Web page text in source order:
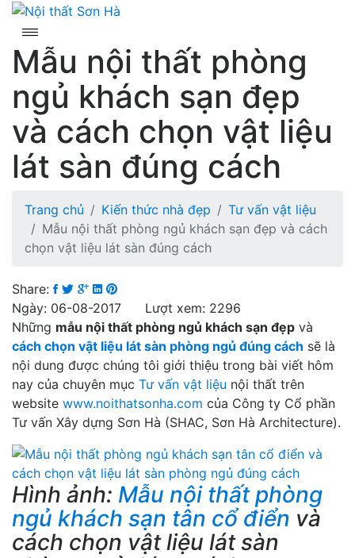
Skip
content
Mẫu nội thất phòng
ngủ khách sạn đẹp
và cách chọn vật liệu
lát sàn đúng cách
Trang chủ Kiến thức nhà đẹp
Tư vấn vật liệu
Mẫu nội thất phòng ngủ khách sạn đẹp và cách
chọn vật liệu lát sàn đúng cách
Share:
Ngày: 06-08-2017 Lượt xem: 2296
Những mẫu nội thất phòng ngủ khách sạn đẹp và
cách chọn vật liệu lát sàn phòng ngủ đúng cách sẽ là
nội dung được chúng tôi giới thiệu trong bài viết hôm
nay của chuyên mục Tư vấn vật liệu nội thất trên
website www.noithatsonha.com của Công ty Cổ phần
Tư vấn Xây dựng Sơn Hà (SHAC, Sơn Hà Architecture).
Hình ảnh: Mẫu nội thất phòng
ngủ khách sạn tân cổ điển và
cách chọn vật liệu lát sàn